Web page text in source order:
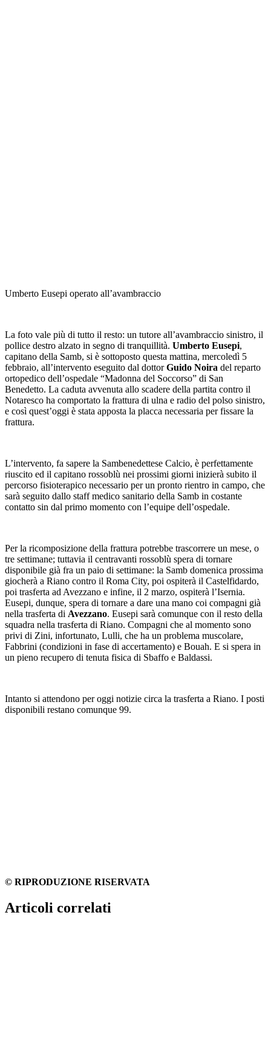
Umberto Eusepi operato all’avambraccio
La foto vale più di tutto il resto: un tutore all’avambraccio sinistro, il
pollice destro alzato in segno di tranquillità. Umberto Eusepi,
capitano della Samb, si è sottoposto questa mattina, mercoledì 5
febbraio, all’intervento eseguito dal dottorGuido Noira del reparto
ortopedico dell’ospedale “Madonna del Soccorso” di San
Benedetto. La caduta avvenuta allo scadere della partita contro il
Notaresco ha comportato la frattura di ulna e radio del polso sinistro,
e così quest’oggi è stata apposta la placca necessaria per fissare la
frattura.
L’intervento, fa sapere la Sambenedettese Calcio, è perfettamente
riuscito ed il capitano rossoblù nei prossimi giorni inizierà subito il
percorso fisioterapico necessario per un pronto rientro in campo, che
sarà seguito dallo staff medico sanitario della Samb in costante
contatto sin dal primo momento con l’equipe dell’ospedale.
Per la ricomposizione della frattura potrebbe trascorrere un mese, o
tre settimane; tuttavia il centravanti rossoblù spera di tornare
disponibile già fra un paio di settimane: la Samb domenica prossima
giocherà a Riano contro il Roma City, poi ospiterà il Castelfidardo,
poi trasferta ad Avezzano e infine, il 2 marzo, ospiterà l’Isernia.
Eusepi, dunque, spera di tornare a dare una mano coi compagni già
nella trasferta di Avezzano. Eusepi sarà comunque con il resto della
squadra nella trasferta di Riano. Compagni che al momento sono
privi di Zini, infortunato, Lulli, che ha un problema muscolare,
Fabbrini (condizioni in fase di accertamento) e Bouah. E si spera in
un pieno recupero di tenuta fisica di Sbaffo e Baldassi.
Intanto si attendono per oggi notizie circa la trasferta a Riano. I posti
disponibili restano comunque 99.
© RIPRODUZIONE RISERVATA
Articoli correlati